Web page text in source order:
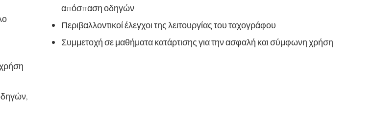
απόσπαση οδηγών
Περιβαλλοντικοί έλεγχοι της λειτουργίας του ταχογράφου
Συμμετοχή σε μαθήματα κατάρτισης για την ασφαλή και σύμφωνη χρήση